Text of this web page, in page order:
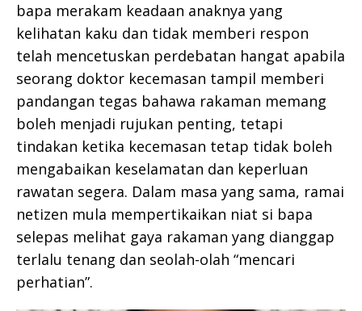
bapa merakam keadaan anaknya yang
kelihatan kaku dan tidak memberi respon
telah mencetuskan perdebatan hangat apabila
seorang doktor kecemasan tampil memberi
pandangan tegas bahawa rakaman memang
boleh menjadi rujukan penting, tetapi
tindakan ketika kecemasan tetap tidak boleh
mengabaikan keselamatan dan keperluan
rawatan segera. Dalam masa yang sama, ramai
netizen mula mempertikaikan niat si bapa
selepas melihat gaya rakaman yang dianggap
terlalu tenang dan seolah-olah “mencari
perhatian”.